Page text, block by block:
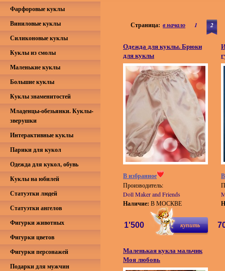
Страница: в начало 1 2
Одежда для куклы. Брюки
для куклы
В избранное
Производитель:
Doll Maker and Friends
Наличие: В МОСКВЕ
купить
1'500
Маленькая кукла мальчик
Моя любовь
Фарфоровые куклы
Виниловые куклы
Силиконовые куклы
Куклы из смолы
Маленькие куклы
Большие куклы
Куклы знаменитостей
Младенцы-обезьянки. Куклы-
зверушки
Интерактивные куклы
Парики для кукол
Одежда для кукол, обувь
Куклы на юбилей
Статуэтки людей
Статуэтки ангелов
Фигурки животных
Фигурки цветов
Фигурки персонажей
Подарки для мужчин